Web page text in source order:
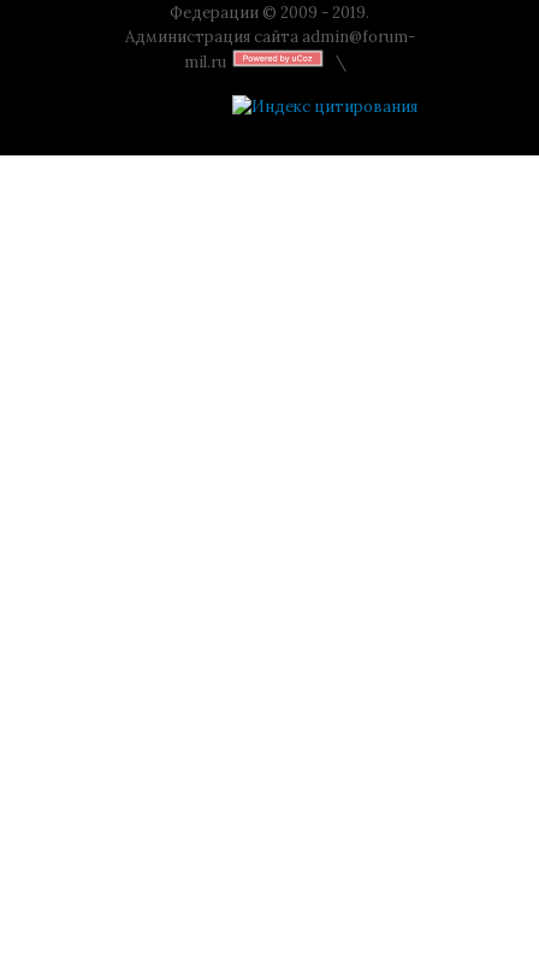
Федерации © 2009 - 2019.
Администрация сайта admin@forum-
mil.ru